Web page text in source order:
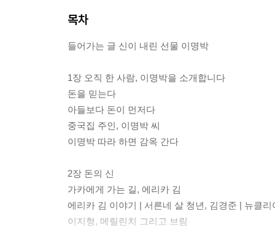
목차
들어가는 글 신이 내린 선물 이명박
1장 오직 한 사람, 이명박을 소개합니다
돈을 믿는다
아들보다 돈이 먼저다
중국집 주인, 이명박 씨
이명박 따라 하면 감옥 간다
2장 돈의 신
가카에게 가는 길, 에리카 김
에리카 김 이야기 | 서른네 살 청년, 김경준 | 뉴클리
이지형, 메릴린치 그리고 브림